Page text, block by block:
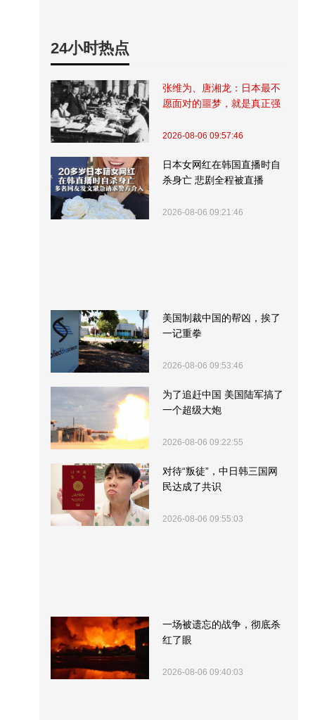
24小时热点
张维为、唐湘龙：日本最不
愿面对的噩梦，就是真正强
2026-08-06 09:57:46
日本女网红在韩国直播时自
杀身亡 悲剧全程被直播
2026-08-06 09:21:46
美国制裁中国的帮凶，挨了
一记重拳
2026-08-06 09:53:46
为了追赶中国 美国陆军搞了
一个超级大炮
2026-08-06 09:22:55
对待“叛徒”，中日韩三国网
民达成了共识
2026-08-06 09:55:03
一场被遗忘的战争，彻底杀
红了眼
2026-08-06 09:40:03